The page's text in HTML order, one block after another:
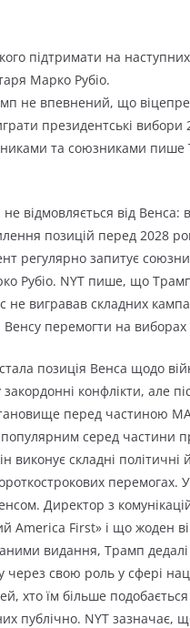
підтримати на
Марко Рубіо.
не впевнений, що
президентські
та союзниками
відмовляється від Венса:
позицій перед 2028
регулярно запитує
Рубіо. NYT пише, що Трамп
вигравав складних
перемогти на виборах
позиція Венса щодо
конфлікти, але
перед частиною
серед частини
виконує складні
Директор з
America First» і що жоден
видання, Трамп
свою роль у сфері
хто їм більше
публічно. NYT зазначає,